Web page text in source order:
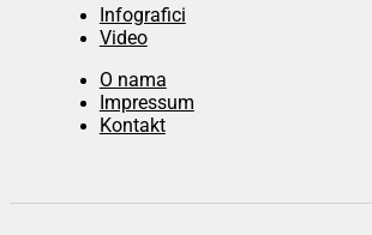
Infografici
Video
O nama
Impressum
Kontakt